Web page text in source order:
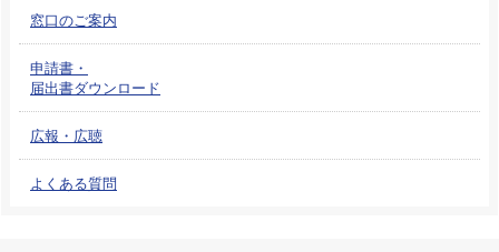
窓口のご案内
申請書・
届出書ダウンロード
広報・広聴
よくある質問